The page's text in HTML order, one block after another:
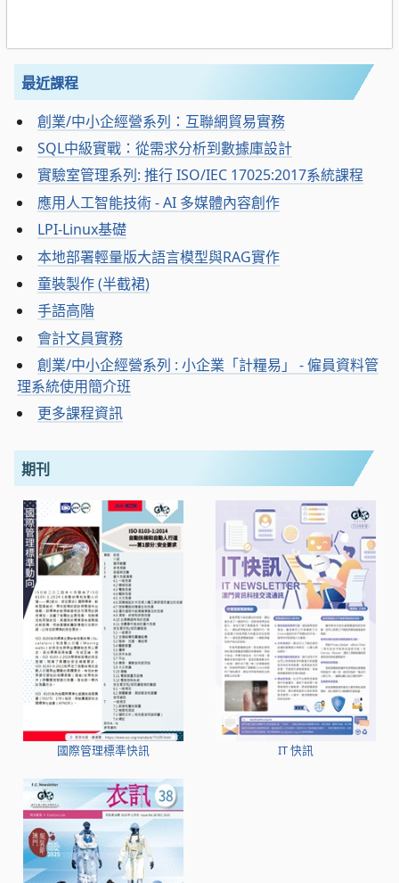
最近課程
創業/中小企經營系列：互聯網貿易實務
SQL中級實戰：從需求分析到數據庫設計
實驗室管理系列: 推行 ISO/IEC 17025:2017系統課程
應用人工智能技術 - AI 多媒體內容創作
LPI-Linux基礎
本地部署輕量版大語言模型與RAG實作
童裝製作 (半截裙)
手語高階
會計文員實務
創業/中小企經營系列 : 小企業「計糧易」 - 僱員資料管
理系統使用簡介班
更多課程資訊
期刊
國際管理標準快訊 IT 快訊